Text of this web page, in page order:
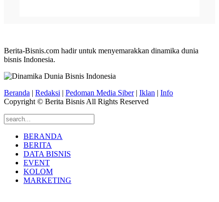
Berita-Bisnis.com hadir untuk menyemarakkan dinamika dunia
bisnis Indonesia.
Beranda | Redaksi | Pedoman Media Siber| Iklan | Info
Copyright © Berita Bisnis All Rights Reserved
BERANDA
BERITA
DATA BISNIS
EVENT
KOLOM
MARKETING